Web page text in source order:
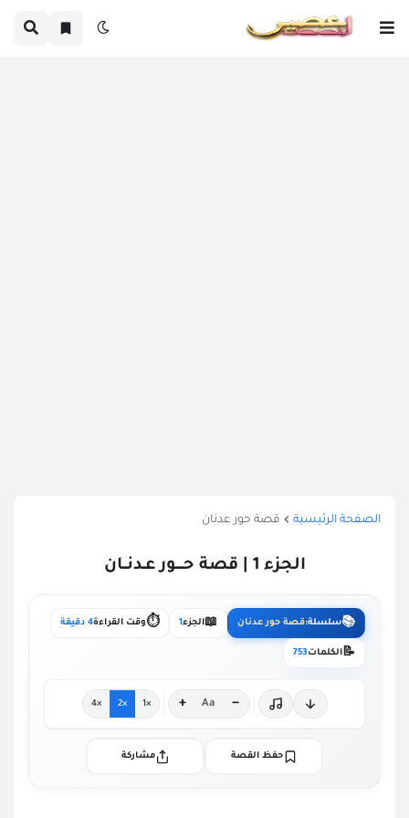
الصفحة الرئيسية قصة حور عدنان
الجزء 1 | قصة حــــور عـدنــان
📚سلسلة:قصة حور عدنان 📖الجزء1
⏱️وقت القراءة4 دقيقة
📝الكلمات753
−
Aa
+
×1
×2
×4
حفظ القصة مشاركة